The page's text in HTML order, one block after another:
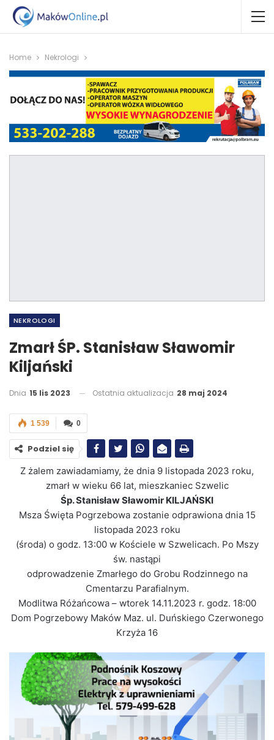
Home Nekrologi
NEKROLOGI
Zmarł ŚP. Stanisław Sławomir
Kiljański
Dnia 15 lis 2023 Ostatnia aktualizacja 28 maj 2024
0
1 539
Podziel się
Z żalem zawiadamiamy, że dnia 9 listopada 2023 roku,
zmarł w wieku 66 lat, mieszkaniec Szwelic
Śp. Stanisław Sławomir KILJAŃSKI
Msza Święta Pogrzebowa zostanie odprawiona dnia 15
listopada 2023 roku
(środa) o godz. 13:00 w Kościele w Szwelicach. Po Mszy
św. nastąpi
odprowadzenie Zmarłego do Grobu Rodzinnego na
Cmentarzu Parafialnym.
Modlitwa Różańcowa – wtorek 14.11.2023 r. godz. 18:00
Dom Pogrzebowy Maków Maz. ul. Duńskiego Czerwonego
Krzyża 16